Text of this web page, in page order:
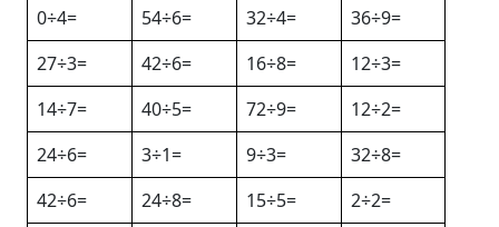
0÷4=
54÷6= 32÷4=
36÷9=
27÷3=
42÷6= 16÷8=
12÷3=
14÷7=
40÷5= 72÷9=
12÷2=
24÷6=
3÷1= 9÷3=
32÷8=
42÷6=
24÷8= 15÷5=
2÷2=